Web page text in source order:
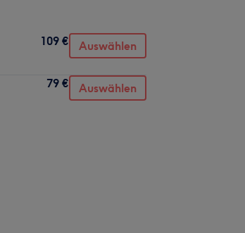
109 € Auswählen
79 € Auswählen